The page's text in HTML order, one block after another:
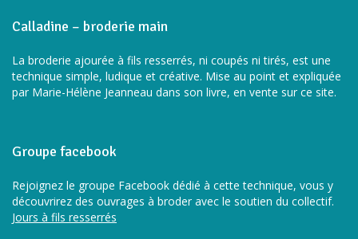
Calladine – broderie main
La broderie ajourée à fils resserrés, ni coupés ni tirés, est une
technique simple, ludique et créative. Mise au point et expliquée
par Marie-Hélène Jeanneau dans son livre, en vente sur ce site.
Groupe facebook
Rejoignez le groupe Facebook dédié à cette technique, vous y
découvrirez des ouvrages à broder avec le soutien du collectif.
Jours à fils resserrés